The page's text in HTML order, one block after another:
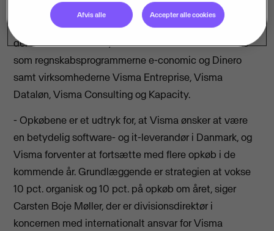
blev lagt til den voksende portefølje af it- og
softwarevirksomheder, der de seneste år er blevet en
del af Visma-familien, som bl.a. tæller kendte brands
som regnskabsprogrammerne e-conomic og Dinero
samt virksomhederne Visma Entreprise, Visma
Dataløn, Visma Consulting og Kapacity.
- Opkøbene er et udtryk for, at Visma ønsker at være
en betydelig software- og it-leverandør i Danmark, og
Visma forventer at fortsætte med flere opkøb i de
kommende år. Grundlæggende er strategien at vokse
10 pct. organisk og 10 pct. på opkøb om året, siger
Carsten Boje Møller, der er divisionsdirektør i
koncernen med internationalt ansvar for Visma
Afvis alle Accepter alle cookies